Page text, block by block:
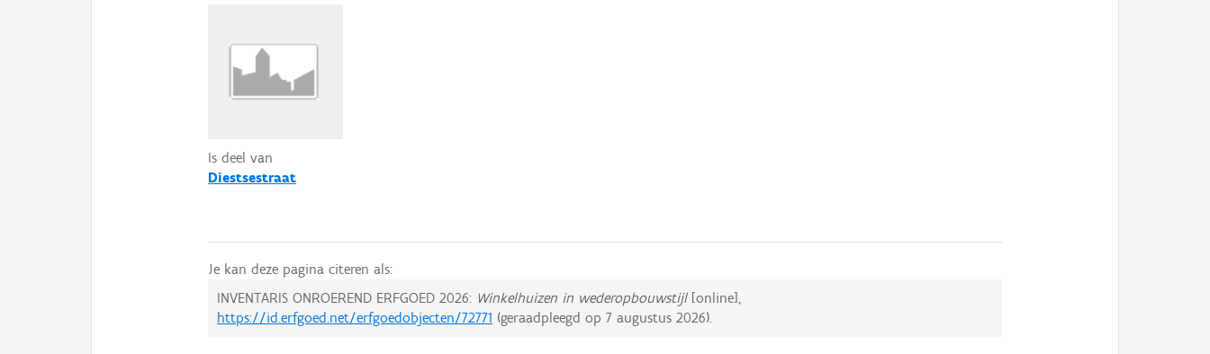
Is deel van
Diestsestraat
Je kan deze pagina citeren als:
INVENTARIS ONROEREND ERFGOED 2026: Winkelhuizen in wederopbouwstijl[online],
https://id.erfgoed.net/erfgoedobjecten/72771 (geraadpleegd op7 augustus 2026).